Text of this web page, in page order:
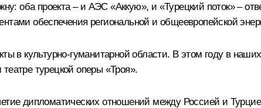
оба проекта – и АЭС «Аккую», и «Турецкий поток» –
обеспечения региональной и общеевропейской
в культурно-гуманитарной области. В этом году в
турецкой оперы «Троя».
дипломатических отношений между Россией и